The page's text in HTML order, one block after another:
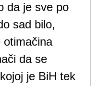
da je sve po
sad bilo,
otimačina
da se
je BiH tek